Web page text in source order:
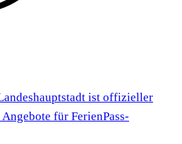
ist offizieller
für FerienPass-